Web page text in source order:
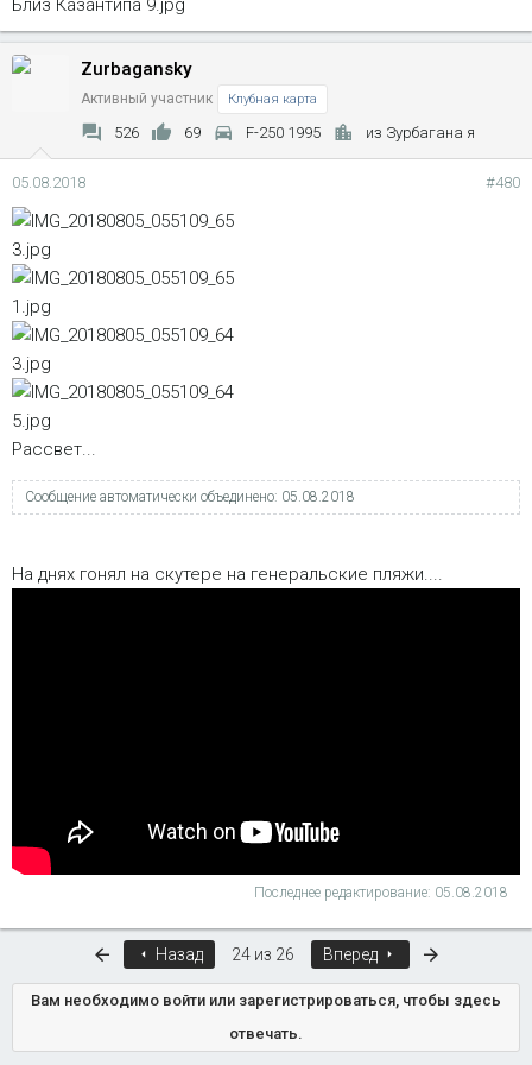
Близ Казантипа
Zurbagansky
Активный участник Клубная карта
526 69 F-250 1995 из Зурбагана я
05.08.2018 #480
Рассвет...
Сообщение автоматически объединено: 05.08.2018
На днях гонял на скутере на генеральские пляжи....
Последнее редактирование: 05.08.2018
ПервыйНазад 24 из 26 Вперед
Вам необходимо войти или зарегистрироваться, чтобы здесь
отвечать.